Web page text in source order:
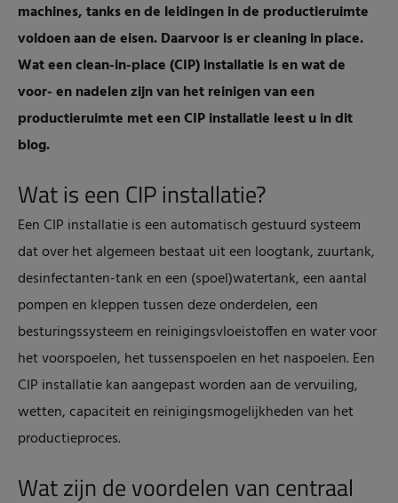
machines, tanks en de leidingen in de productieruimte
voldoen aan de eisen. Daarvoor is er cleaning in place.
Wat een clean-in-place (CIP) installatie is en wat de
voor- en nadelen zijn van het reinigen van een
productieruimte met een CIP installatie leest u in dit
blog.
Wat is een CIP installatie?
Een CIP installatie is een automatisch gestuurd systeem
dat over het algemeen bestaat uit een loogtank, zuurtank,
desinfectanten-tank en een (spoel)watertank, een aantal
pompen en kleppen tussen deze onderdelen, een
besturingssysteem en reinigingsvloeistoffen en water voor
het voorspoelen, het tussenspoelen en het naspoelen. Een
CIP installatie kan aangepast worden aan de vervuiling,
wetten, capaciteit en reinigingsmogelijkheden van het
productieproces.
Wat zijn de voordelen van centraal